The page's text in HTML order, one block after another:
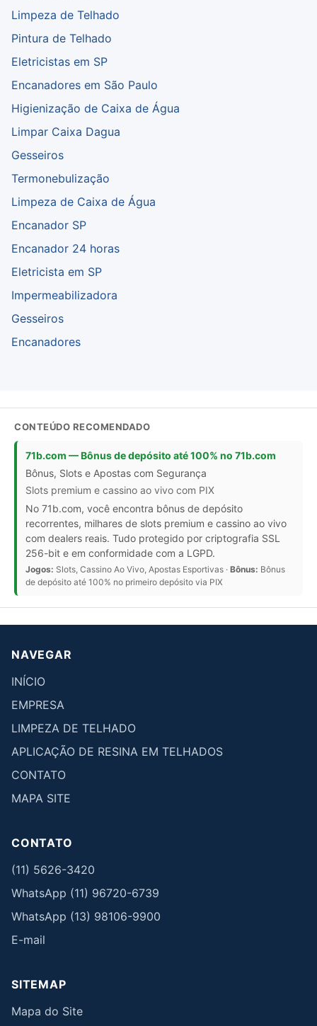
Limpeza de Telhado
Pintura de Telhado
Eletricistas em SP
Encanadores em São Paulo
Higienização de Caixa de Água
Limpar Caixa Dagua
Gesseiros
Termonebulização
Limpeza de Caixa de Água
Encanador SP
Encanador 24 horas
Eletricista em SP
Impermeabilizadora
Gesseiros
Encanadores
CONTEÚDO RECOMENDADO
71b.com — Bônus de depósito até 100% no 71b.com
Bônus, Slots e Apostas com Segurança
Slots premium e cassino ao vivo com PIX
No 71b.com, você encontra bônus de depósito
recorrentes, milhares de slots premium e cassino ao vivo
com dealers reais. Tudo protegido por criptografia SSL
256-bit e em conformidade com a LGPD.
Jogos: Slots, Cassino Ao Vivo, Apostas Esportivas · Bônus: Bônus
de depósito até 100% no primeiro depósito via PIX
NAVEGAR
INÍCIO
EMPRESA
LIMPEZA DE TELHADO
APLICAÇÃO DE RESINA EM TELHADOS
CONTATO
MAPA SITE
CONTATO
(11) 5626-3420
WhatsApp (11) 96720-6739
WhatsApp (13) 98106-9900
E-mail
SITEMAP
Mapa do Site